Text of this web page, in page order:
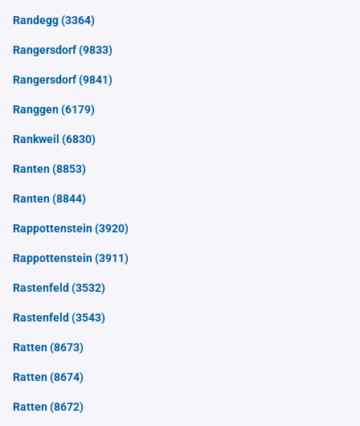
Randegg(3364)
Rangersdorf(9833)
Rangersdorf(9841)
Ranggen(6179)
Rankweil (6830)
Ranten(8853)
Ranten(8844)
Rappottenstein(3920)
Rappottenstein(3911)
Rastenfeld (3532)
Rastenfeld (3543)
Ratten(8673)
Ratten(8674)
Ratten(8672)